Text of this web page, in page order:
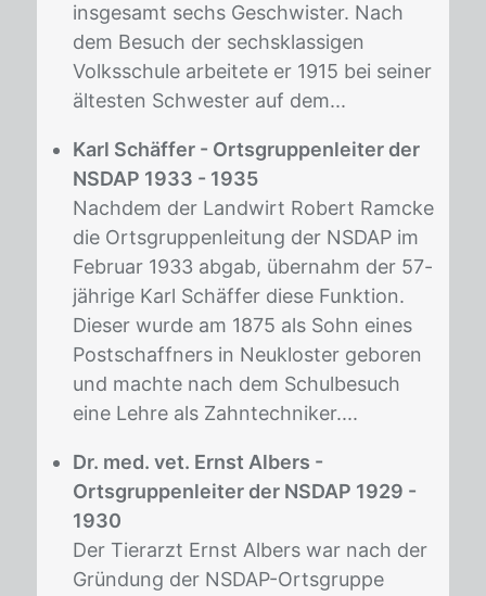
insgesamt sechs Geschwister. Nach
dem Besuch der sechsklassigen
Volksschule arbeitete er 1915 bei seiner
ältesten Schwester auf dem...
Karl Schäffer - Ortsgruppenleiter der
NSDAP 1933 - 1935
Nachdem der Landwirt Robert Ramcke
die Ortsgruppenleitung der NSDAP im
Februar 1933 abgab, übernahm der 57-
jährige Karl Schäffer diese Funktion.
Dieser wurde am 1875 als Sohn eines
Postschaffners in Neukloster geboren
und machte nach dem Schulbesuch
eine Lehre als Zahntechniker....
Dr. med. vet. Ernst Albers -
Ortsgruppenleiter der NSDAP 1929 -
1930
Der Tierarzt Ernst Albers war nach der
Gründung der NSDAP-Ortsgruppe